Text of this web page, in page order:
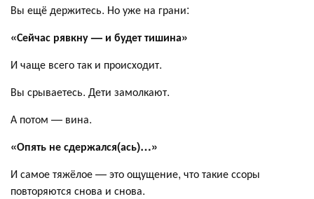
Вы ещё держитесь. Но уже на грани:
«Сейчас рявкну — и будет тишина»
И чаще всего так и происходит.
Вы срываетесь. Дети замолкают.
А потом — вина.
«Опять не сдержался(ась)…»
И самое тяжёлое — это ощущение, что такие ссоры
повторяются снова и снова.